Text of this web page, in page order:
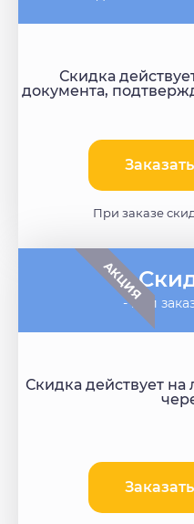
Скидка
документа,
При заказе
АКЦИЯ
- при
Скидка действует на